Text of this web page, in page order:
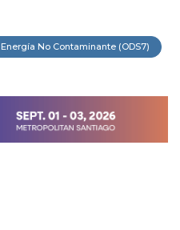
Energía No Contaminante (ODS7)